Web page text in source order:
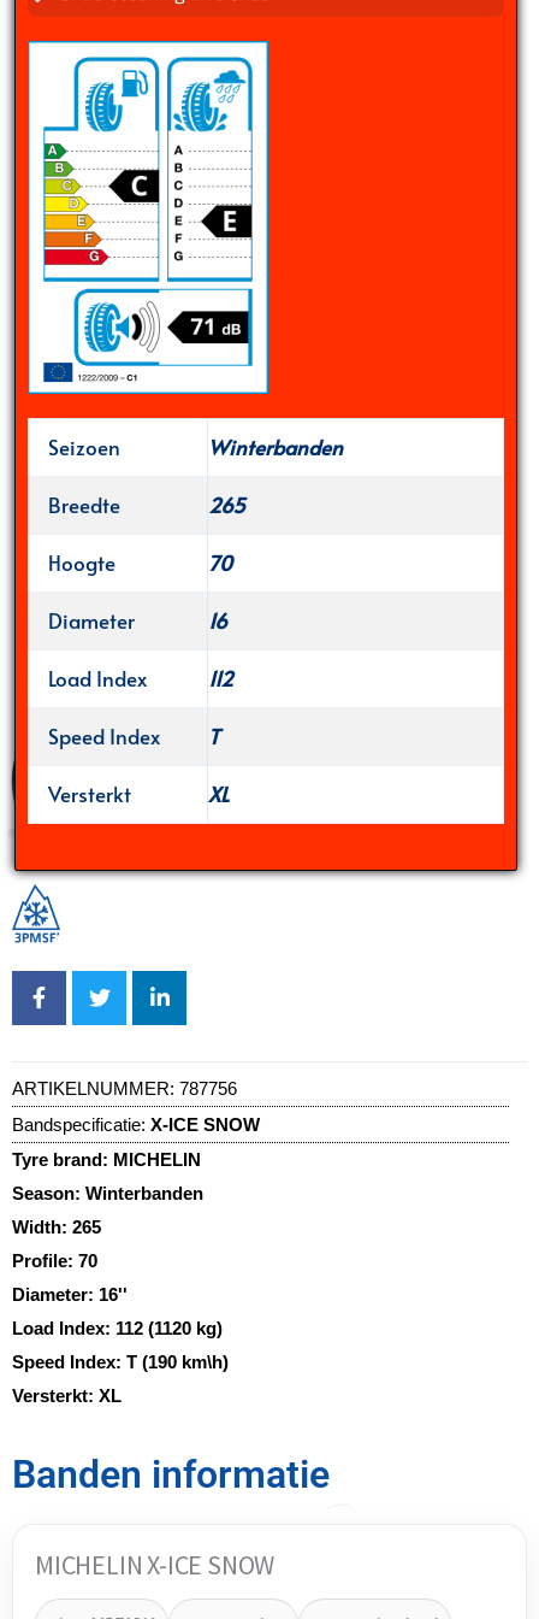
Seizoen
Winterbanden
Breedte
265
Hoogte
70
Diameter
16
Load Index
112
Speed Index
T
Versterkt
XL
ARTIKELNUMMER: 787756
Bandspecificatie: X-ICE SNOW
Tyre brand: MICHELIN
Season: Winterbanden
Width: 265
Profile: 70
Diameter: 16''
Load Index: 112 (1120 kg)
Speed Index: T (190 km\h)
Versterkt: XL
Banden informatie
MICHELIN X-ICE SNOW